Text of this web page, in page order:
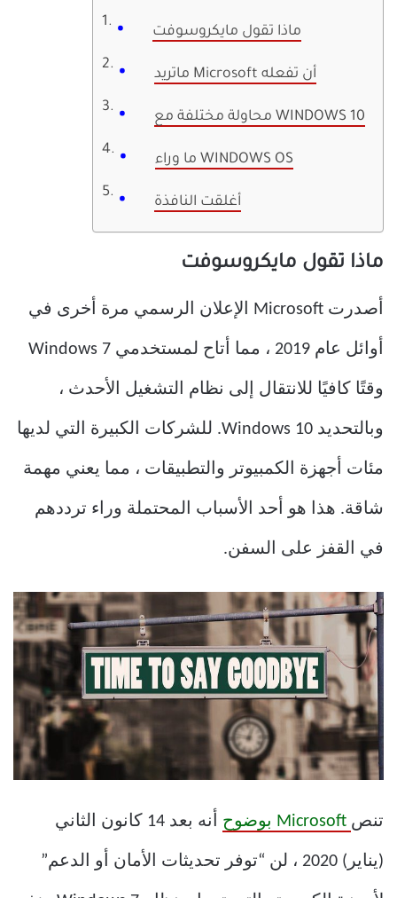
ماذا تقول مايكروسوفت
ماتريد Microsoft أن تفعله
محاولة مختلفة مع WINDOWS 10
ما وراء WINDOWS OS
أغلقت النافذة
ماذا تقول مايكروسوفت
أصدرت Microsoft الإعلان الرسمي مرة أخرى في
أوائل عام 2019 ، مما أتاح لمستخدمي Windows 7
وقتًا كافيًا للانتقال إلى نظام التشغيل الأحدث ،
وبالتحديد Windows 10. للشركات الكبيرة التي لديها
مئات أجهزة الكمبيوتر والتطبيقات ، مما يعني مهمة
شاقة. هذا هو أحد الأسباب المحتملة وراء ترددهم
في القفز على السفن.
تنص أنه بعد 14 كانون الثاني
(يناير) 2020 ، لن “توفر تحديثات الأمان أو الدعم”